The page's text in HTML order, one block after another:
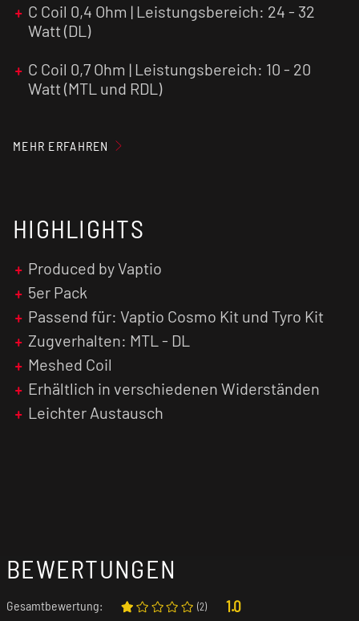
C Coil 0,4 Ohm | Leistungsbereich: 24 - 32
Watt (DL)
C Coil 0,7 Ohm | Leistungsbereich: 10 - 20
Watt (MTL und RDL)
(MTL)
Überzeuge dich selbst von der Qualität dieser
spitzenmäßigen Coils!
MEHR ERFAHREN
HIGHLIGHTS
Produced by Vaptio
5er Pack
Passend für: Vaptio Cosmo Kit und Tyro Kit
Zugverhalten: MTL - DL
Meshed Coil
Erhältlich in verschiedenen Widerständen
Leichter Austausch
BEWERTUNGEN
Gesamtbewertung: (2) 1.0